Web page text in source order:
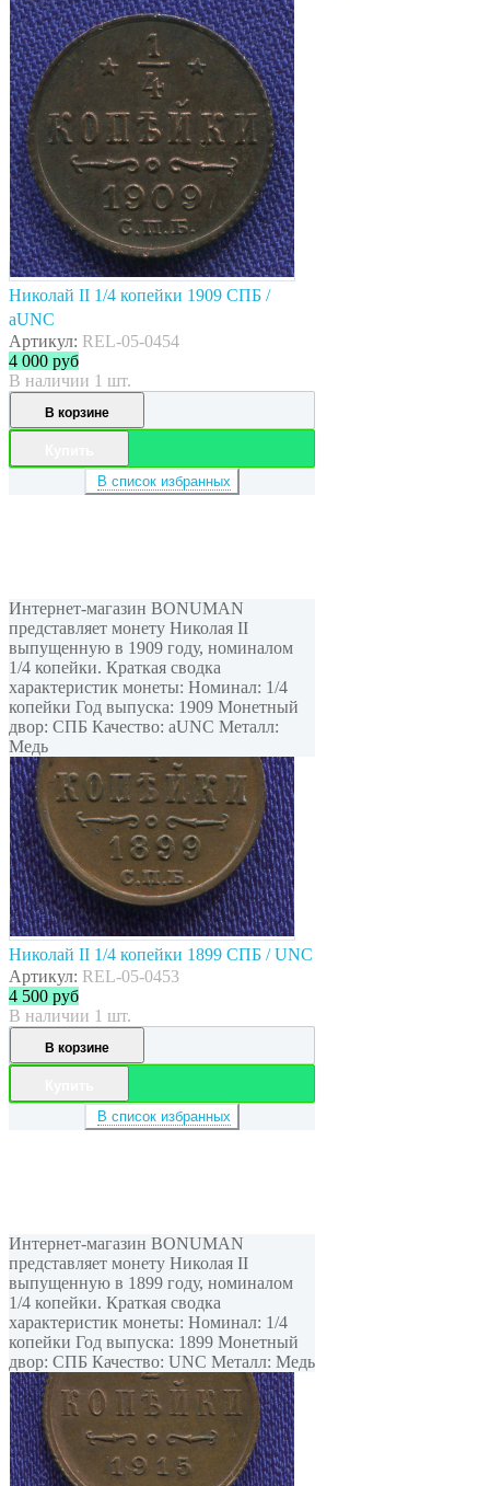
Николай II 1/4 копейки 1909 СПБ /
aUNC
Артикул: REL-05-0454
4 000 руб
В наличии 1 шт.
В корзине
В список избранных
Интернет-магазин BONUMAN
представляет монету Николая II
выпущенную в 1909 году, номиналом
1/4 копейки. Краткая сводка
характеристик монеты: Номинал: 1/4
копейки Год выпуска: 1909 Монетный
двор: СПБ Качество: aUNC Металл:
Медь
Николай II 1/4 копейки 1899 СПБ / UNC
Артикул: REL-05-0453
4 500 руб
В наличии 1 шт.
В корзине
В список избранных
Интернет-магазин BONUMAN
представляет монету Николая II
выпущенную в 1899 году, номиналом
1/4 копейки. Краткая сводка
характеристик монеты: Номинал: 1/4
копейки Год выпуска: 1899 Монетный
двор: СПБ Качество: UNC Металл: Медь